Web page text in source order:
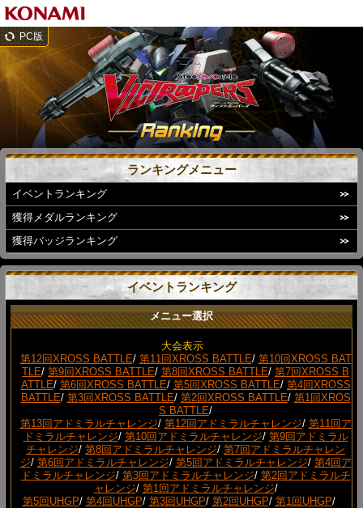
PC版
ランキングメニュー
イベントランキング
獲得メダルランキング
獲得バッジランキング
イベントランキング
メニュー選択
大会表示
第12回XROSS BATTLE/ 第11回XROSS BATTLE/ 第10回XROSS BAT
TLE/ 第9回XROSS BATTLE/ 第8回XROSS BATTLE/ 第7回XROSS B
ATTLE/ 第6回XROSS BATTLE/ 第5回XROSS BATTLE/ 第4回XROSS
BATTLE/ 第3回XROSS BATTLE/ 第2回XROSS BATTLE/ 第1回XROS
S BATTLE/
第13回アドミラルチャレンジ/ 第12回アドミラルチャレンジ/ 第11回ア
ドミラルチャレンジ/ 第10回アドミラルチャレンジ/ 第9回アドミラル
チャレンジ/ 第8回アドミラルチャレンジ/ 第7回アドミラルチャレン
ジ/ 第6回アドミラルチャレンジ/ 第5回アドミラルチャレンジ/ 第4回ア
ドミラルチャレンジ/ 第3回アドミラルチャレンジ/ 第2回アドミラルチ
ャレンジ/ 第1回アドミラルチャレンジ/
第5回UHGP/ 第4回UHGP/ 第3回UHGP/ 第2回UHGP/ 第1回UHGP/